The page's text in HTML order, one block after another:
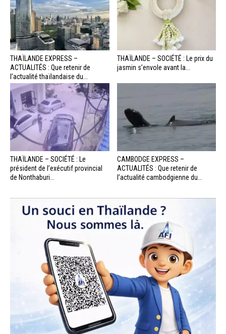
THAÏLANDE EXPRESS –
ACTUALITÉS : Que retenir de
l’actualité thaïlandaise du...
THAÏLANDE – SOCIÉTÉ : Le prix du
jasmin s’envole avant la...
THAÏLANDE – SOCIÉTÉ : Le
président de l’exécutif provincial
de Nonthaburi...
CAMBODGE EXPRESS –
ACTUALITÉS : Que retenir de
l’actualité cambodgienne du...